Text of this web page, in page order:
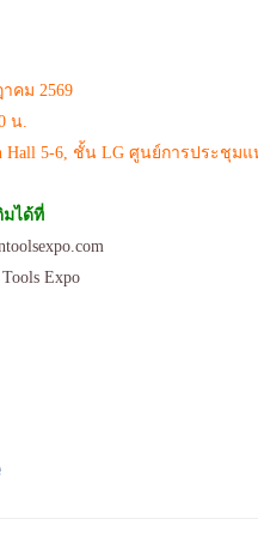
คม 2569
น.
Hall 5-6, ชั้น LG ศูนย์การประชุม
มได้ที่
Expo